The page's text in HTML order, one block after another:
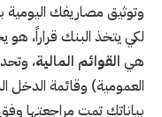
وتوثيق مصاريفك اليومية
لكي يتخذ البنك قراراً،
هي القوائم المالية،
العمومية) وقائمة الدخل
بياناتك تمت مراجعتها